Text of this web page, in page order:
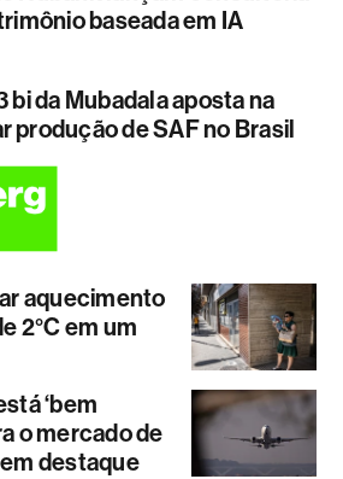
baseada em IA
bi da Mubadala aposta na
produção de SAF no Brasil
aquecimento
2°C em um
‘bem
o mercado de
destaque